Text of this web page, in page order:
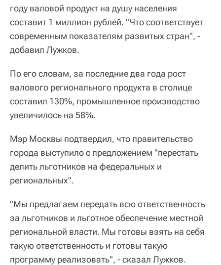
году валовой продукт на душу населения
составит 1 миллион рублей. "Что соответствует
современным показателям развитых стран", -
добавил Лужков.
По его словам, за последние два года рост
валового регионального продукта в столице
составил 130%, промышленное производство
увеличилось на 58%.
Мэр Москвы подтвердил, что правительство
города выступило с предложением "перестать
делить льготников на федеральных и
региональных".
"Мы предлагаем передать всю ответственность
за льготников и льготное обеспечение местной
региональной власти. Мы готовы взять на себя
такую ответственность и готовы такую
программу реализовать", - сказал Лужков.